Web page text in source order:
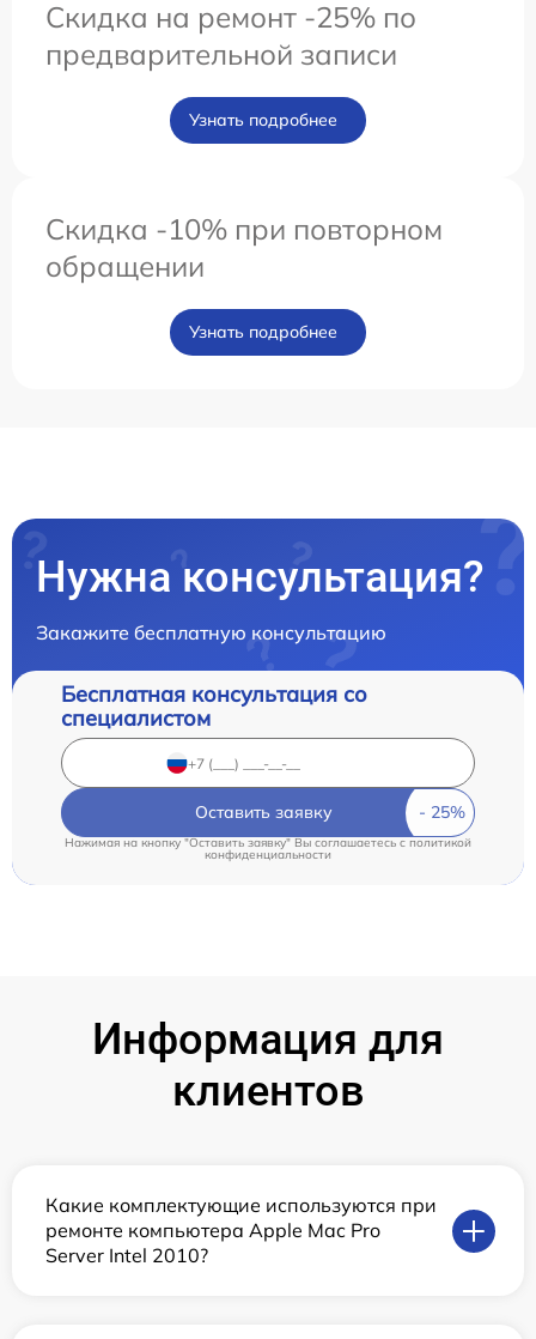
Скидка на ремонт -25% по
предварительной записи
Узнать подробнее
Скидка -10% при повторном
обращении
Узнать подробнее
Нужна консультация?
Закажите бесплатную консультацию
Бесплатная консультация со
специалистом
Оставить заявку
Нажимая на кнопку "Оставить заявку" Вы соглашаетесь cполитикой
конфиденциальности
Информация для
клиентов
Какие комплектующие используются при
ремонте компьютера Apple Mac Pro
Server Intel 2010?